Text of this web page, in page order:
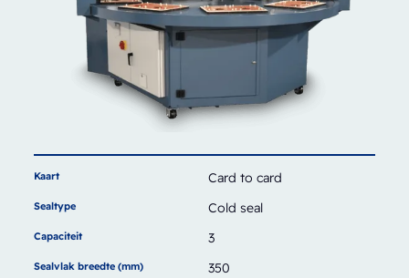
Kaart Card to card
Sealtype Cold seal
Capaciteit 3
Sealvlak breedte (mm) 350